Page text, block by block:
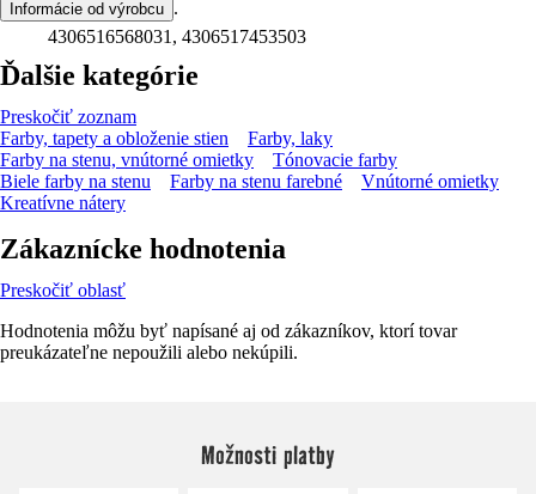
EAN
4306516568031, 4306517453503
Informácie od výrobcu .
Ďalšie kategórie
Preskočiť zoznam
Farby, tapety a obloženie stien
Farby, laky
Farby na stenu, vnútorné omietky
Tónovacie farby
Biele farby na stenu
Farby na stenu farebné
Vnútorné omietky
Kreatívne nátery
Zákaznícke hodnotenia
Preskočiť oblasť
Hodnotenia môžu byť napísané aj od zákazníkov, ktorí tovar
preukázateľne nepoužili alebo nekúpili.
Možnosti platby